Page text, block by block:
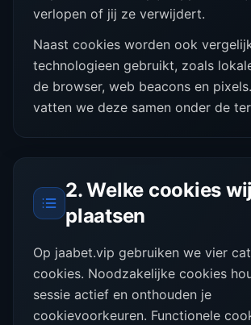
verlopen of jij ze verwijdert.
Naast cookies worden ook
technologieen gebruikt, zoals
de browser, web beacons en
vatten we deze samen onder de
2. Welke cookies wij
plaatsen
Op jaabet.vip gebruiken we vier
cookies. Noodzakelijke cookies
sessie actief en onthouden je
cookievoorkeuren. Functionele